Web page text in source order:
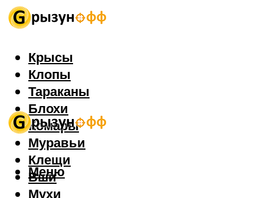
Крысы
Клопы
Тараканы
Блохи
Комары
Муравьи
Клещи
Вши
Мухи
Меню